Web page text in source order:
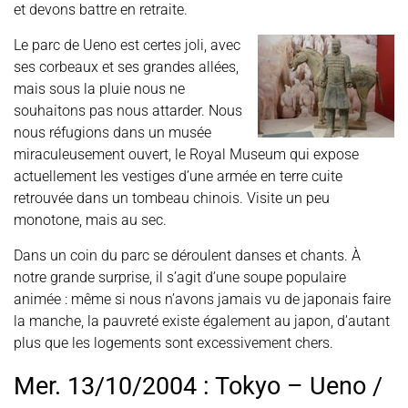
et devons battre en retraite.
Le parc de Ueno est certes joli, avec
ses corbeaux et ses grandes allées,
mais sous la pluie nous ne
souhaitons pas nous attarder. Nous
nous réfugions dans un musée
miraculeusement ouvert, le Royal Museum qui expose
actuellement les vestiges d’une armée en terre cuite
retrouvée dans un tombeau chinois. Visite un peu
monotone, mais au sec.
Dans un coin du parc se déroulent danses et chants. À
notre grande surprise, il s’agit d’une soupe populaire
animée : même si nous n’avons jamais vu de japonais faire
la manche, la pauvreté existe également au japon, d’autant
plus que les logements sont excessivement chers.
Mer. 13/10/2004 : Tokyo – Ueno /